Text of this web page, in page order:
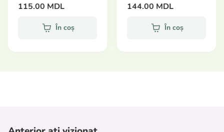
115.00 MDL
În coș
144.00 MDL
În coș